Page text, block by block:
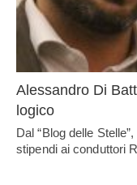
Alessandro Di
logico
Dal “Blog delle
stipendi ai conduttori